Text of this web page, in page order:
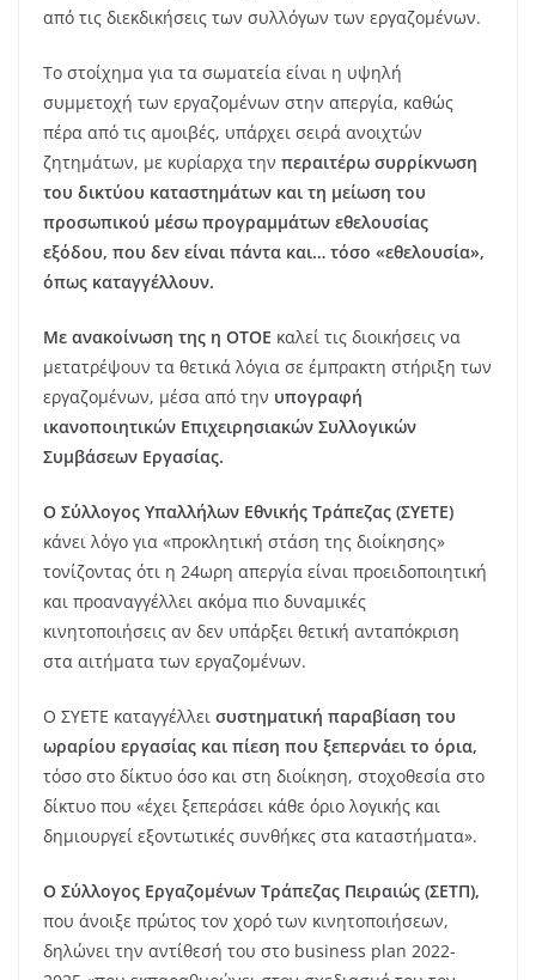
από τις διεκδικήσεις των συλλόγων των εργαζομένων.
Το στοίχημα για τα σωματεία είναι η υψηλή
συμμετοχή των εργαζομένων στην απεργία, καθώς
πέρα από τις αμοιβές, υπάρχει σειρά ανοιχτών
ζητημάτων, με κυρίαρχα την περαιτέρω συρρίκνωση
του δικτύου καταστημάτων και τη μείωση του
προσωπικού μέσω προγραμμάτων εθελουσίας
εξόδου, που δεν είναι πάντα και… τόσο «εθελουσία»,
όπως καταγγέλλουν.
Με ανακοίνωση της η ΟΤΟΕ καλεί τις διοικήσεις να
μετατρέψουν τα θετικά λόγια σε έμπρακτη στήριξη των
εργαζομένων, μέσα από την υπογραφή
ικανοποιητικών Επιχειρησιακών Συλλογικών
Συμβάσεων Εργασίας.
Ο Σύλλογος Υπαλλήλων Εθνικής Τράπεζας (ΣΥΕΤΕ)
κάνει λόγο για «προκλητική στάση της διοίκησης»
τονίζοντας ότι η 24ωρη απεργία είναι προειδοποιητική
και προαναγγέλλει ακόμα πιο δυναμικές
κινητοποιήσεις αν δεν υπάρξει θετική ανταπόκριση
στα αιτήματα των εργαζομένων.
Ο ΣΥΕΤΕ καταγγέλλει συστηματική παραβίαση του
ωραρίου εργασίας και πίεση που ξεπερνάει το όρια,
τόσο στο δίκτυο όσο και στη διοίκηση, στοχοθεσία στο
δίκτυο που «έχει ξεπεράσει κάθε όριο λογικής και
δημιουργεί εξοντωτικές συνθήκες στα καταστήματα».
Ο Σύλλογος Εργαζομένων Τράπεζας Πειραιώς (ΣΕΤΠ),
που άνοιξε πρώτος τον χορό των κινητοποιήσεων,
δηλώνει την αντίθεσή του στο business plan 2022-